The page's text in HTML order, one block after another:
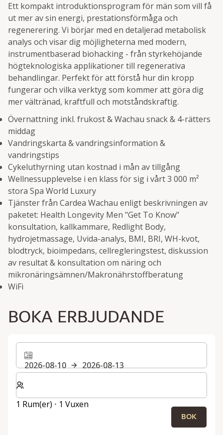
Ett kompakt introduktionsprogram för män som vill få
ut mer av sin energi, prestationsförmåga och
regenerering. Vi börjar med en detaljerad metabolisk
analys och visar dig möjligheterna med modern,
instrumentbaserad biohacking - från styrkehöjande
högteknologiska applikationer till regenerativa
behandlingar. Perfekt för att förstå hur din kropp
fungerar och vilka verktyg som kommer att göra dig
mer vältränad, kraftfull och motståndskraftig.
Övernattning inkl. frukost & Wachau snack & 4-rätters
middag
Vandringskarta & vandringsinformation &
vandringstips
Cykeluthyrning utan kostnad i mån av tillgång
Wellnessupplevelse i en klass för sig i vårt 3 000 m²
stora Spa World Luxury
Tjänster från Cardea Wachau enligt beskrivningen av
paketet: Health Longevity Men "Get To Know"
konsultation, kallkammare, Redlight Body,
hydrojetmassage, Uvida-analys, BMI, BRI, WH-kvot,
blodtryck, bioimpedans, cellregleringstest, diskussion
av resultat & konsultation om näring och
mikronäringsämnen/Makronährstoffberatung
WiFi
BOKA ERBJUDANDE
2026-08-10
2026-08-13
Välj antal rum och gäster för din vistelse
1 Rum(er) ⋅ 1 Vuxen
BOK